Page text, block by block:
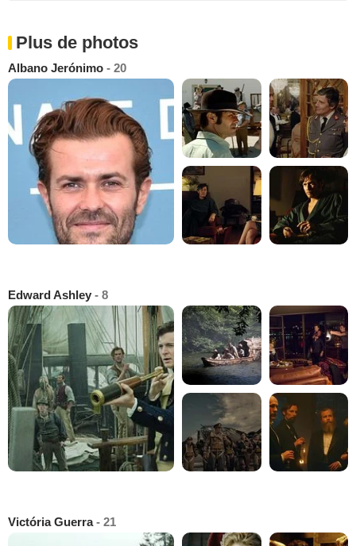
Plus de photos
Albano Jerónimo - 20
Edward Ashley - 8
Victória Guerra- 21